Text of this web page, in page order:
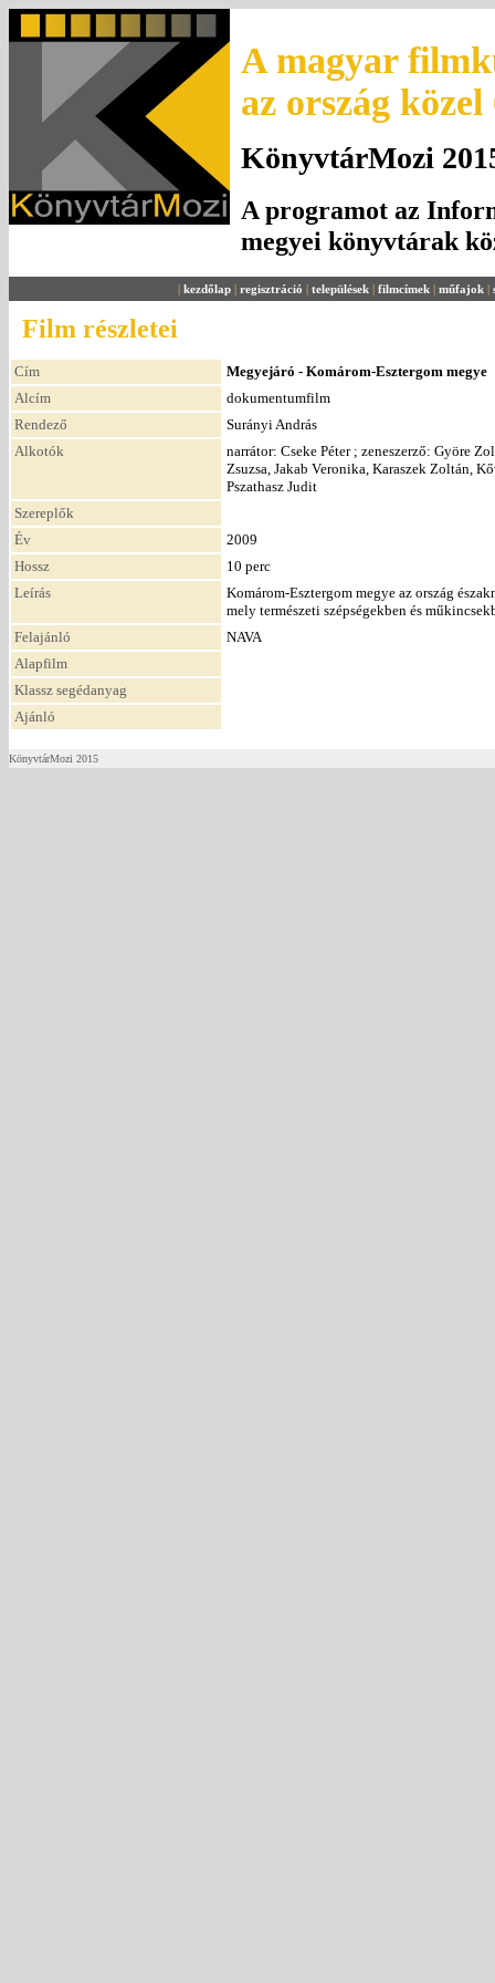
A magyar
az ország
KönyvtárMozi
A programot az
megyei könyvtárak
| kezdőlap | regisztráció | települések | filmcímek | műfajok |
Film részletei
Cím
Megyejáró - Komárom-Esztergom megye
Alcím
dokumentumfilm
Rendező
Surányi András
Alkotók
narrátor: Cseke Péter ; zeneszerző: Györe
Zsuzsa, Jakab Veronika, Karaszek Zoltán,
Pszathasz Judit
Szereplők
Év
2009
Hossz
10 perc
Leírás
Komárom-Esztergom megye az ország
mely természeti szépségekben és
Felajánló
NAVA
Alapfilm
Klassz segédanyag
Ajánló
KönyvtárMozi 2015